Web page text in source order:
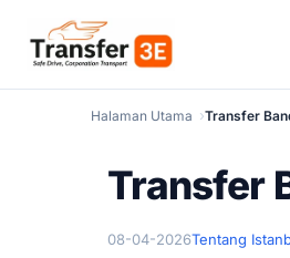
Halaman Utama Transfer
Transfer
08-04-2026Tentang